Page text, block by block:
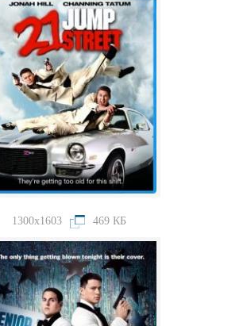
1300x1603 469 КБ